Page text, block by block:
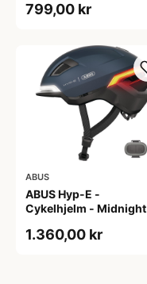
799,00 kr
ABUS
ABUS Hyp-E -
Cykelhjelm - Midnight
1.360,00 kr